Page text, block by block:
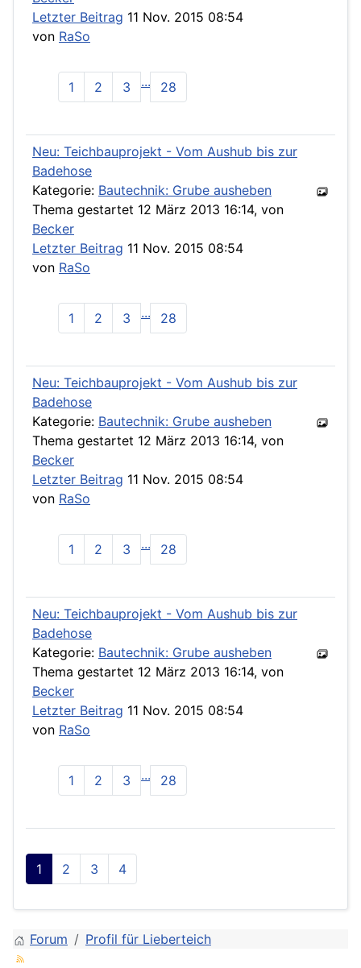
Letzter Beitrag 11 Nov. 2015 08:54
von RaSo
1 2 3 ... 28
Neu: Teichbauprojekt - Vom Aushub bis zur
Badehose
Kategorie: Bautechnik: Grube ausheben
Thema gestartet 12 März 2013 16:14, von
Becker
Letzter Beitrag 11 Nov. 2015 08:54
von RaSo
1 2 3 ... 28
Neu: Teichbauprojekt - Vom Aushub bis zur
Badehose
Kategorie: Bautechnik: Grube ausheben
Thema gestartet 12 März 2013 16:14, von
Becker
Letzter Beitrag 11 Nov. 2015 08:54
von RaSo
1 2 3 ... 28
Neu: Teichbauprojekt - Vom Aushub bis zur
Badehose
Kategorie: Bautechnik: Grube ausheben
Thema gestartet 12 März 2013 16:14, von
Becker
Letzter Beitrag 11 Nov. 2015 08:54
von RaSo
1 2 3 ... 28
1 2 3 4
Forum Profil für Lieberteich